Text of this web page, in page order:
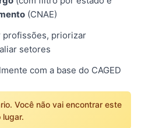
(CNAE)
profissões, priorizar
setores
com a base do CAGED
Você não vai encontrar este
lugar.